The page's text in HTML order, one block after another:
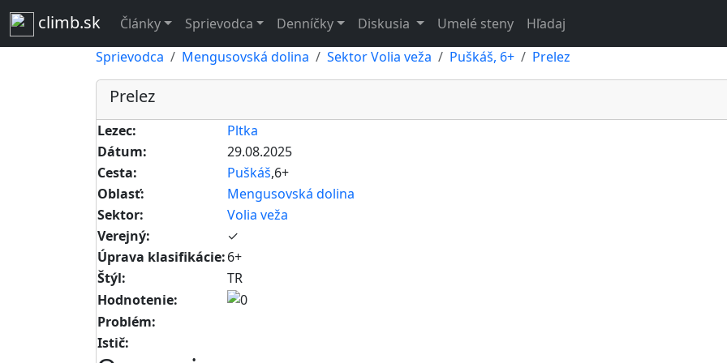
climb.sk Články Sprievodca Denníčky Diskusia Umelé steny Hľadaj
Sprievodca
Mengusovská dolina Sektor Volia veža Puškáš, 6+ Prelez
Prelez
Lezec:
Pltka
Dátum:
29.08.2025
Cesta:
Puškáš,6+
Oblasť:
Mengusovská dolina
Sektor:
Volia veža
Verejný:
✓
Úprava klasifikácie:6+
Štýl:
TR
Hodnotenie:
Problém:
Istič: